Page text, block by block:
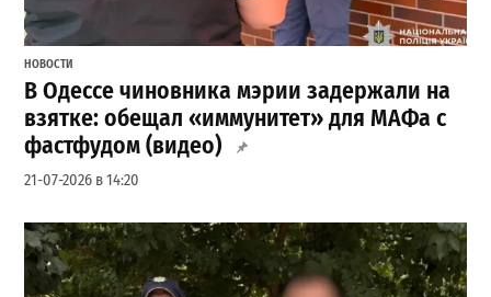
НОВОСТИ
В Одессе чиновника мэрии задержали на
взятке: обещал «иммунитет» для МАФа с
фастфудом (видео)
21-07-2026 в 14:20